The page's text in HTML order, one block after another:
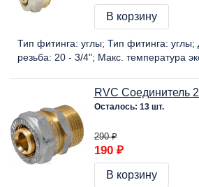
В корзину
Тип фитинга: углы Тип фитинга: углы
резьба: 20 - 3/4" Макс. температура
RVC Соединитель
Осталось: 13 шт.
290 ₽
190 ₽
В корзину